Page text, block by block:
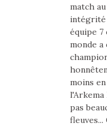
match
intégrité
équipe 7
monde a
moins
l'Arkema
pas